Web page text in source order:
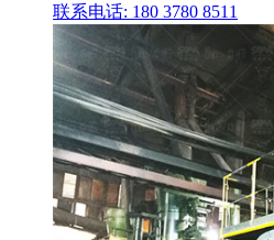
联系电话: 180 3780 8511